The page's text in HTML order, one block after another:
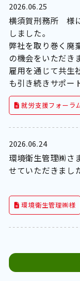
2026.06.25
横須賀刑務所 様
しました。
弊社を取り巻く廃
の機会をいただき
雇用を通じて共生
も引き続きサポー
就労支援フォーラ
2026.06.24
環境衛生管理㈱さ
せていただきまし
環境衛生管理㈱様